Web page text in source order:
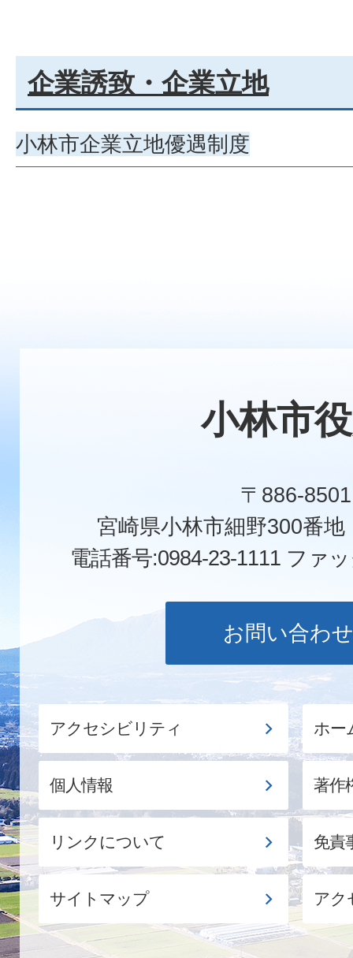
企業誘致・企業立地
小林市企業立地優遇制度
小林市
〒886-8501
宮崎県小林市細野300番
電話番号:0984-23-1111 ファ
お問い合わせ
アクセシビリティ ホー
個人情報 著作
リンクについて 免責
サイトマップ アク